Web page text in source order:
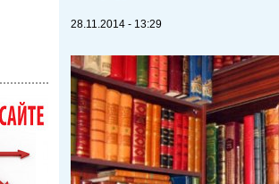
28.11.2014 - 13:29